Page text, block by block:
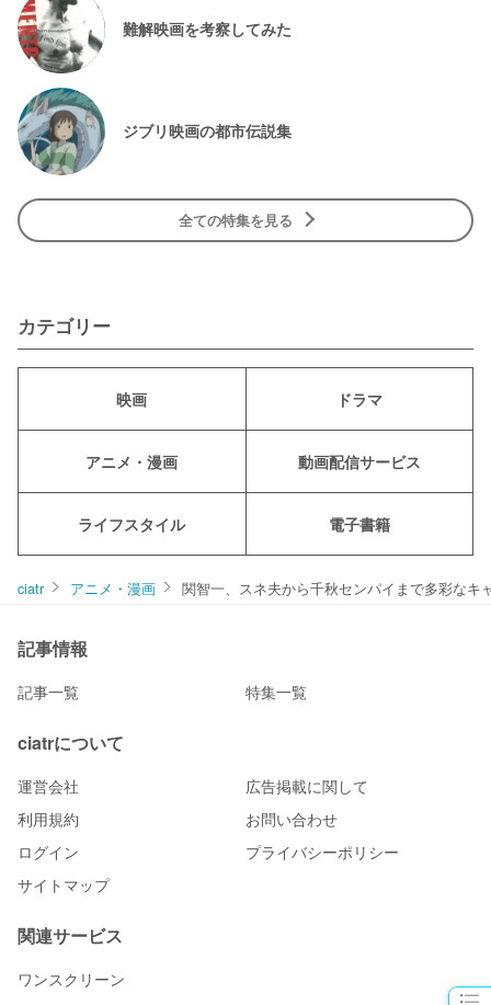
難解映画を考察してみた
ジブリ映画の都市伝説集
全ての特集を見る
カテゴリー
映画 ドラマ
アニメ・漫画 動画配信サービス
ライフスタイル 電子書籍
ciatr アニメ・漫画 関智一、スネ夫から千秋センパイまで多彩なキ
記事情報
記事一覧 特集一覧
ciatrについて
運営会社
広告掲載に関して
利用規約
お問い合わせ
ログイン
プライバシーポリシー
サイトマップ
関連サービス
ワンスクリーン